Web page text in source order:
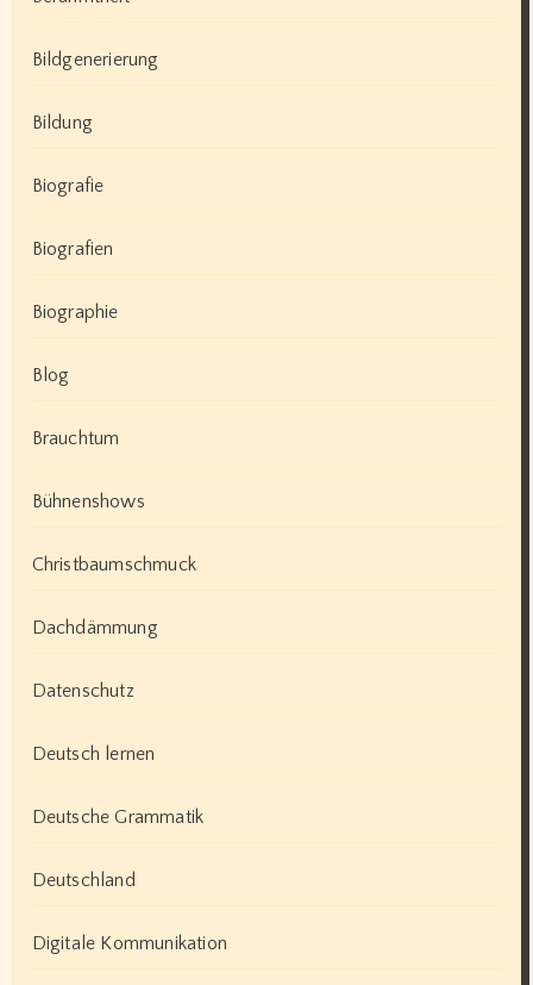
Bildgenerierung
Bildung
Biografie
Biografien
Biographie
Blog
Brauchtum
Bühnenshows
Christbaumschmuck
Dachdämmung
Datenschutz
Deutsch lernen
Deutsche Grammatik
Deutschland
Digitale Kommunikation